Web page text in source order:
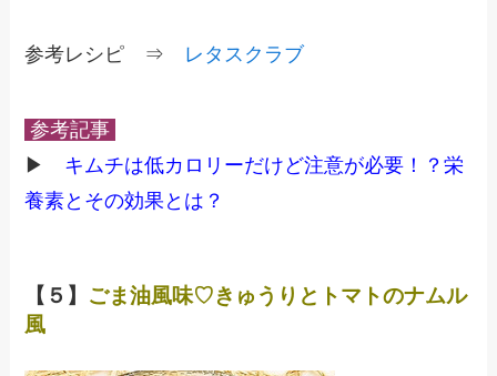
参考レシピ ⇒ レタスクラブ
参考記事
▶ キムチは低カロリーだけど注意が必要！？栄
養素とその効果とは？
【５】 ごま油風味♡きゅうりとトマトのナムル
風